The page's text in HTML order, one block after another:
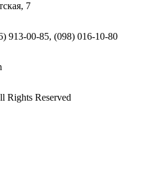
7
913-00-85, (098) 016-10-80
Reserved